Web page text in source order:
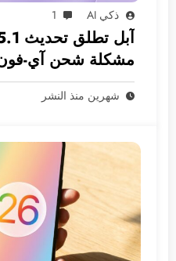
ذكي AI 1
Air
شهرين منذ النشر